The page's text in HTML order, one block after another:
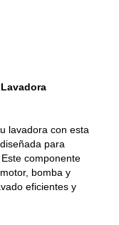
lavadora con esta
para
componente
bomba y
eficientes y